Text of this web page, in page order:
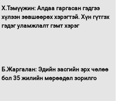
Автобензин, дизель түлшний онцгой
албан татварыг тэглэлээ
Санхүүгийн хэмнэлтийн горимд эрүүл
мэндийн салбар хамаарахгүй
Х.Тэмүүжин: Алдаа гаргасан гэдгээ
хүлээн зөвшөөрөх хэрэгтэй. Хүн гүтгэх
гэдэг уламжлалт гэмт хэрэг
Б.Жаргалан: Эдийн засгийн эрх чөлөө
бол 35 жилийн мөрөөдөл зорилго